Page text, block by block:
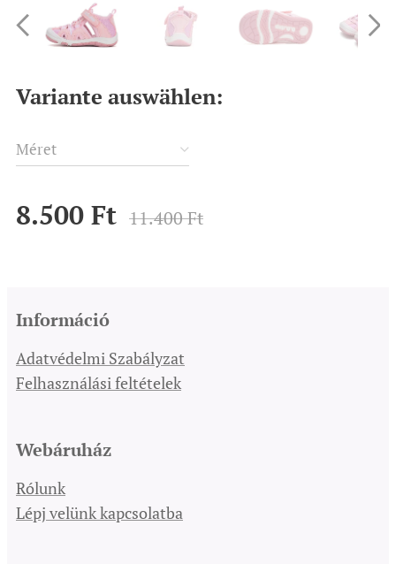
Variante auswählen:
Méret
8.500 Ft 11.400Ft
Információ
Adatvédelmi Szabályzat
Felhasználási feltételek
Webáruház
Rólunk
Lépj velünk kapcsolatba